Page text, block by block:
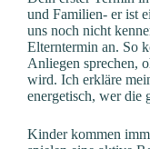
und Familien- er ist
uns noch nicht
Elterntermin an. So
Anliegen sprechen,
wird. Ich erkläre
energetisch, wer die
Kinder kommen